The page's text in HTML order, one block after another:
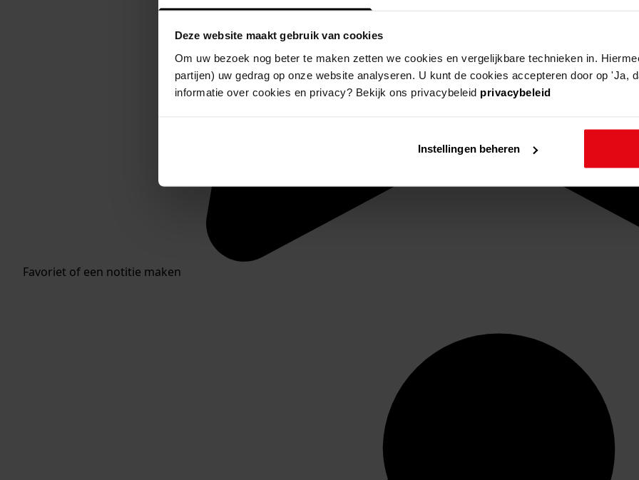
Deze website maakt gebruik van cookies
Om uw bezoek nog beter te maken zetten we cookies en vergelijkbare technieken in.
partijen) uw gedrag op onze website analyseren. U kunt de cookies accepteren door op 'Ja,
informatie over cookies en privacy? Bekijk ons privacybeleid privacybeleid
Instellingen beheren
Favoriet of een notitie maken